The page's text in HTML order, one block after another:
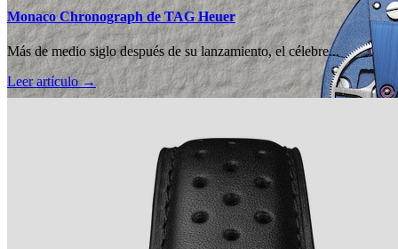
Monaco Chronograph de TAG Heuer
Más de medio siglo después de su lanzamiento, el célebre...
Leer artículo →